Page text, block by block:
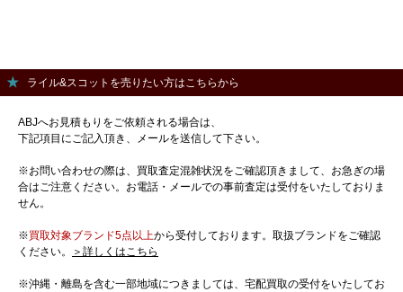
ライル&スコットを売りたい方はこちらから
ABJへお見積もりをご依頼される場合は、
下記項目にご記入頂き、メールを送信して下さい。
※お問い合わせの際は、買取査定混雑状況をご確認頂きまして、お急ぎの場
合はご注意ください。お電話・メールでの事前査定は受付をいたしておりま
せん。
※買取対象ブランド5点以上から受付しております。取扱ブランドをご確認
ください。
＞詳しくはこちら
※沖縄・離島を含む一部地域につきましては、宅配買取の受付をいたしてお